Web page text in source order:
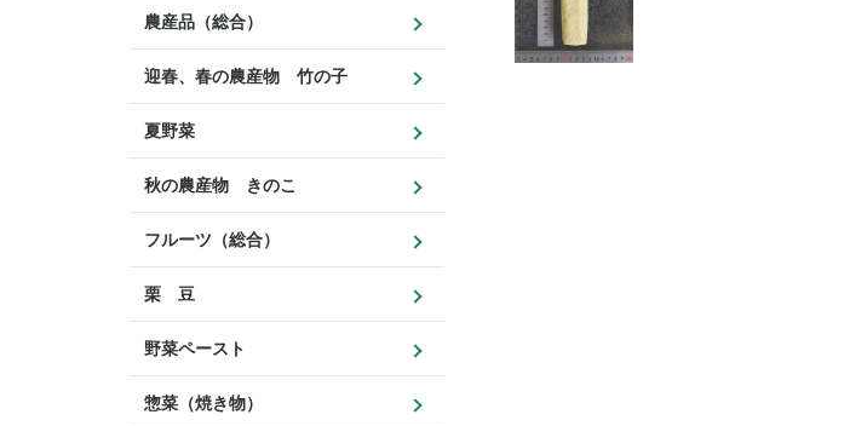
農産品（総合）
迎春、春の農産物 竹の子
夏野菜
秋の農産物 きのこ
フルーツ（総合）
栗 豆
野菜ペースト
惣菜（焼き物）